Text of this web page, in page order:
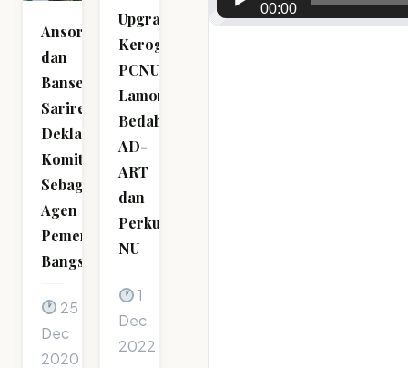
Ansor
dan
Banser
Sarirejo
Deklarasikan
Komitmen
Sebagai
Agen
Pemersatu
Bangsa
25
Dec
2020
Upgrade
Keroganisasian,
PCNU
Lamongan
Bedah
AD-
ART
dan
Perkum
NU
1
Dec
2022
00:00